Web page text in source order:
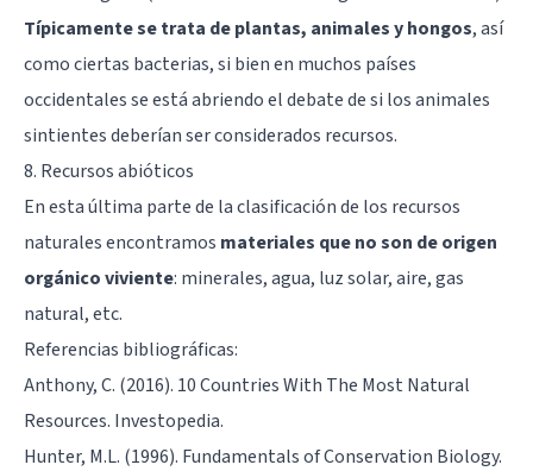
Típicamente se trata de plantas, animales y hongos, así
como ciertas bacterias, si bien en muchos países
occidentales se está abriendo el debate de si los animales
sintientes deberían ser considerados recursos.
8. Recursos abióticos
En esta última parte de la clasificación de los recursos
naturales encontramos materiales que no son de origen
orgánico viviente: minerales, agua, luz solar, aire, gas
natural, etc.
Referencias bibliográficas:
Anthony, C. (2016). 10 Countries With The Most Natural
Resources. Investopedia.
Hunter, M.L. (1996). Fundamentals of Conservation Biology.